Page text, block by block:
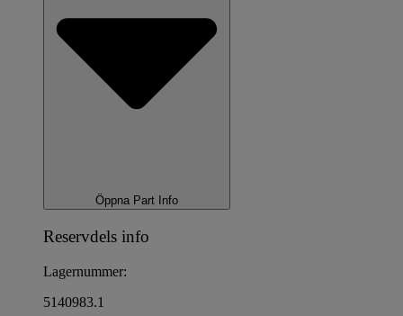
Öppna Part Info
Reservdels info
Lagernummer:
5140983.1